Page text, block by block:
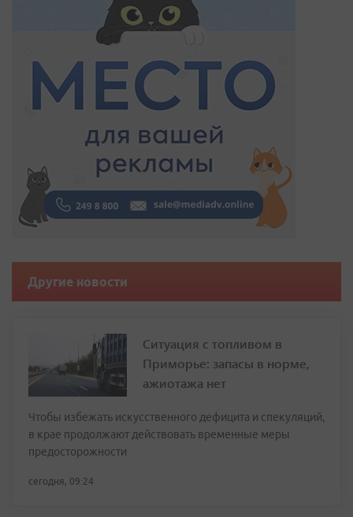
Другие новости
Ситуация с топливом в
Приморье: запасы в норме,
ажиотажа нет
Чтобы избежать искусственного дефицита и спекуляций,
в крае продолжают действовать временные меры
предосторожности
сегодня, 09:24